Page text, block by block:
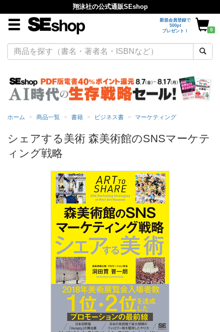
翔泳社の公式通販SEshop
新規会員登録で
500pt
プレゼント！
0
ホーム 商品一覧 書籍 ビジネス書 マーケティング
シェアする美術 森美術館のSNSマーケテ
ィング戦略